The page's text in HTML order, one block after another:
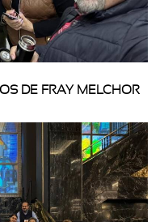
DE FRAY MELCHOR